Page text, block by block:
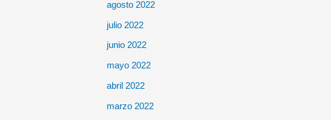
agosto 2022
julio 2022
junio 2022
mayo 2022
abril 2022
marzo 2022